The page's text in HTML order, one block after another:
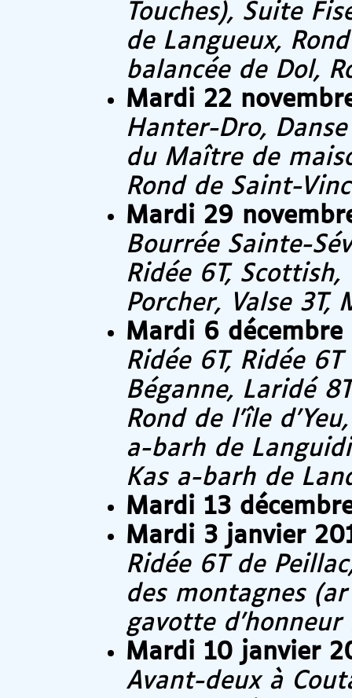
Touches), Suite
de Langueux,
balancée de Dol,
Mardi 22
Hanter-Dro,
du Maître de
Rond de Saint-
Mardi 29
Bourrée Sainte-
Ridée 6T,
Porcher, Valse 3T,
Mardi 6 décembre
Ridée 6T, Ridée
Béganne, Laridé
Rond de l’île
a-barh de
Kas a-barh de
Mardi 13
Mardi 3 janvier
Ridée 6T de
des montagnes
gavotte d’honneur
Mardi 10 janvier
Avant-deux à